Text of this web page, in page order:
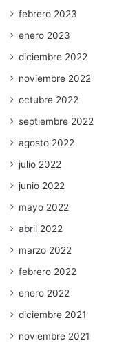
febrero 2023
enero 2023
diciembre 2022
noviembre 2022
octubre 2022
septiembre 2022
agosto 2022
julio 2022
junio 2022
mayo 2022
abril 2022
marzo 2022
febrero 2022
enero 2022
diciembre 2021
noviembre 2021